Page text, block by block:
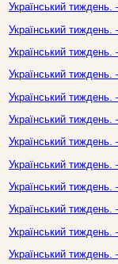
Український
Український
Український
Український
Український
Український
Український
Український
Український
Український
Український
Український